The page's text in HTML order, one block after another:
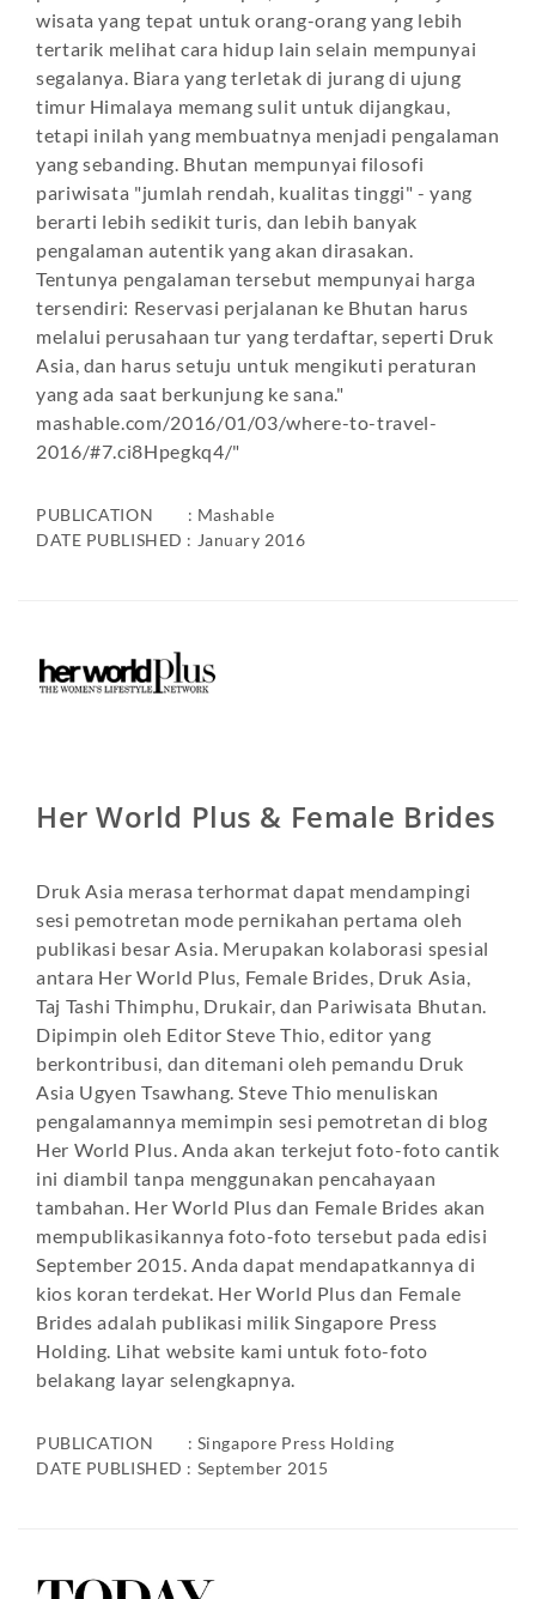
wisata yang tepat untuk orang-orang yang lebih
tertarik melihat cara hidup lain selain mempunyai
segalanya. Biara yang terletak di jurang di ujung
timur Himalaya memang sulit untuk dijangkau,
tetapi inilah yang membuatnya menjadi pengalaman
yang sebanding. Bhutan mempunyai filosofi
pariwisata "jumlah rendah, kualitas tinggi" - yang
berarti lebih sedikit turis, dan lebih banyak
pengalaman autentik yang akan dirasakan.
Tentunya pengalaman tersebut mempunyai harga
tersendiri: Reservasi perjalanan ke Bhutan harus
melalui perusahaan tur yang terdaftar, seperti Druk
Asia, dan harus setuju untuk mengikuti peraturan
yang ada saat berkunjung ke sana."
mashable.com/2016/01/03/where-to-travel-
2016/#7.ci8Hpegkq4/"
PUBLICATION : Mashable
DATE PUBLISHED : January 2016
Her World Plus & Female Brides
Druk Asia merasa terhormat dapat mendampingi
sesi pemotretan mode pernikahan pertama oleh
publikasi besar Asia. Merupakan kolaborasi spesial
antara Her World Plus, Female Brides, Druk Asia,
Taj Tashi Thimphu, Drukair, dan Pariwisata Bhutan.
Dipimpin oleh Editor Steve Thio, editor yang
berkontribusi, dan ditemani oleh pemandu Druk
Asia Ugyen Tsawhang. Steve Thio menuliskan
pengalamannya memimpin sesi pemotretan di blog
Her World Plus. Anda akan terkejut foto-foto cantik
ini diambil tanpa menggunakan pencahayaan
tambahan. Her World Plus dan Female Brides akan
mempublikasikannya foto-foto tersebut pada edisi
September 2015. Anda dapat mendapatkannya di
kios koran terdekat. Her World Plus dan Female
Brides adalah publikasi milik Singapore Press
Holding. Lihat website kami untuk foto-foto
belakang layar selengkapnya.
PUBLICATION : Singapore Press Holding
DATE PUBLISHED : September 2015